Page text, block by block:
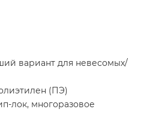
вариант для невесомых/
(ПЭ)
лок, многоразовое